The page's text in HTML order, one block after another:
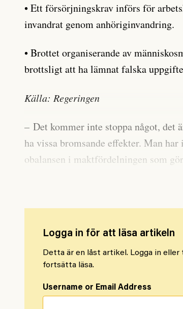
• Ett försörjningskrav införs för
invandrat genom anhöriginvandring.
• Brottet organiserande av
brottsligt att ha lämnat falska
Källa: Regeringen
– Det kommer inte stoppa något, det
ha vissa bromsande effekter. Man
obalansen i maktfördelningen som
Logga in för att läsa artikeln
Detta är en låst artikel. Logga in
fortsätta läsa.
Username or Email Address